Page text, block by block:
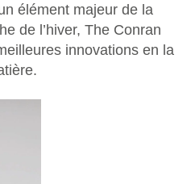
élément majeur de la
de l’hiver, The Conran
innovations en la